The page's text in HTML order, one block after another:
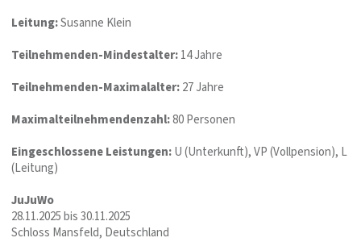
Leitung:Susanne Klein
Teilnehmenden-Mindestalter:14 Jahre
Teilnehmenden-Maximalalter:27 Jahre
Maximalteilnehmendenzahl:80 Personen
Eingeschlossene Leistungen:U (Unterkunft), VP (Vollpension), L
(Leitung)
JuJuWo
28.11.2025 bis 30.11.2025
Schloss Mansfeld, Deutschland